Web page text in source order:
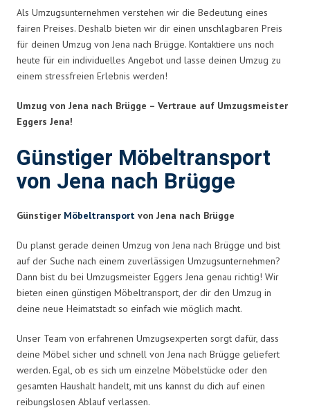
Als Umzugsunternehmen verstehen wir die Bedeutung eines
fairen Preises. Deshalb bieten wir dir einen unschlagbaren Preis
für deinen Umzug von Jena nach Brügge. Kontaktiere uns noch
heute für ein individuelles Angebot und lasse deinen Umzug zu
einem stressfreien Erlebnis werden!
Umzug von Jena nach Brügge – Vertraue auf Umzugsmeister
Eggers Jena!
Günstiger Möbeltransport
von Jena nach Brügge
Günstiger Möbeltransport von Jena nach Brügge
Du planst gerade deinen Umzug von Jena nach Brügge und bist
auf der Suche nach einem zuverlässigen Umzugsunternehmen?
Dann bist du bei Umzugsmeister Eggers Jena genau richtig! Wir
bieten einen günstigen Möbeltransport, der dir den Umzug in
deine neue Heimatstadt so einfach wie möglich macht.
Unser Team von erfahrenen Umzugsexperten sorgt dafür, dass
deine Möbel sicher und schnell von Jena nach Brügge geliefert
werden. Egal, ob es sich um einzelne Möbelstücke oder den
gesamten Haushalt handelt, mit uns kannst du dich auf einen
reibungslosen Ablauf verlassen.